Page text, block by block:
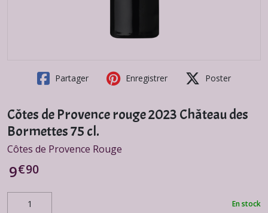
Partager Enregistrer Poster
Côtes de Provence rouge 2023 Château des
Bormettes 75 cl.
Côtes de Provence Rouge
9€90
En stock